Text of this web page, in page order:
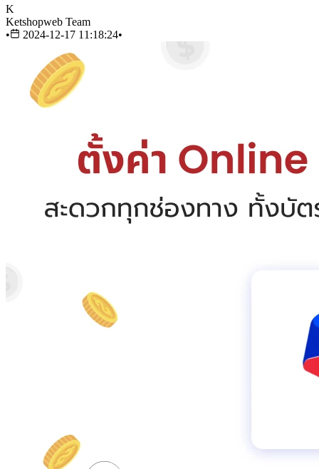
K
Ketshopweb Team
•
2024-12-17 11:18:24•